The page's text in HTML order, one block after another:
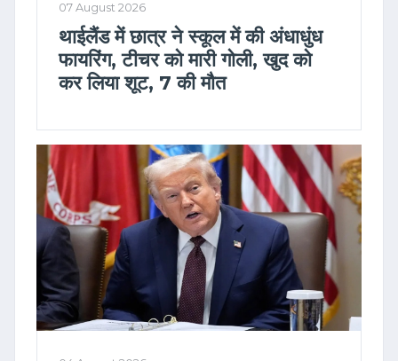
07 August 2026
थाईलैंड में छात्र ने स्कूल में की अंधाधुंध
फायरिंग, टीचर को मारी गोली, खुद को
कर लिया शूट, 7 की मौत